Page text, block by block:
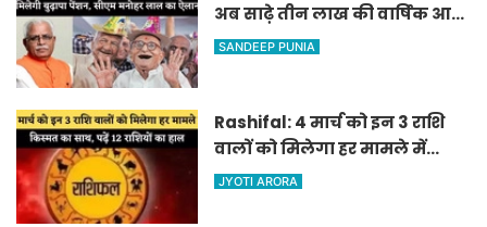
अब साढ़े तीन लाख की वार्षिक आय
वाले बुजुर्गों को भी मिलेगी बुढ़ापा
SANDEEP PUNIA
Rashifal: 4 मार्च को इन 3 राशि
वालों को मिलेगा हर मामले में
किस्मत का साथ, पढ़ें 12 राशियों का
JYOTI ARORA